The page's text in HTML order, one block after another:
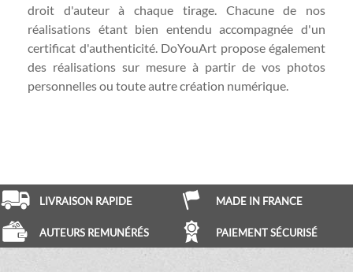
droit d'auteur à chaque tirage. Chacune de nos
réalisations étant bien entendu accompagnée d'un
certificat d'authenticité. DoYouArt propose également
des réalisations sur mesure à partir de vos photos
personnelles ou toute autre création numérique.
LIVRAISON RAPIDE MADE IN FRANCE
AUTEURS REMUNÉRÉS PAIEMENT SÉCURISÉ